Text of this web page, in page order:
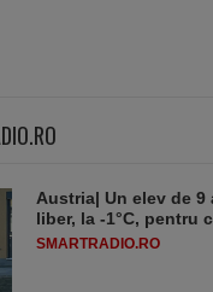
Austria| Un elev de
liber, la -1°C, pentru
SMARTRADIO.RO